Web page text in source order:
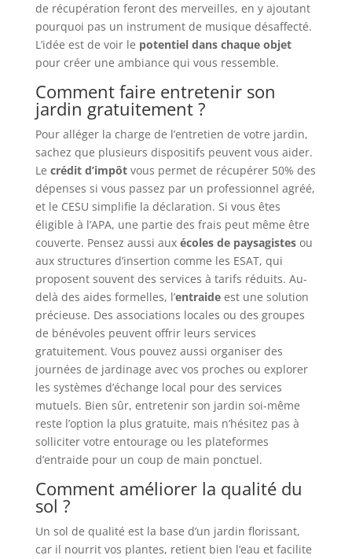
de récupération feront des merveilles, en y ajoutant
pourquoi pas un instrument de musique désaffecté.
L’idée est de voir le potentiel dans chaque objet
pour créer une ambiance qui vous ressemble.
Comment faire entretenir son
jardin gratuitement ?
Pour alléger la charge de l’entretien de votre jardin,
sachez que plusieurs dispositifs peuvent vous aider.
Le crédit d’impôtvous permet de récupérer 50% des
dépenses si vous passez par un professionnel agréé,
et le CESU simplifie la déclaration. Si vous êtes
éligible à l’APA, une partie des frais peut même être
couverte. Pensez aussi aux écoles de paysagistesou
aux structures d’insertion comme les ESAT, qui
proposent souvent des services à tarifs réduits. Au-
delà des aides formelles, l’entraideest une solution
précieuse. Des associations locales ou des groupes
de bénévoles peuvent offrir leurs services
gratuitement. Vous pouvez aussi organiser des
journées de jardinage avec vos proches ou explorer
les systèmes d’échange local pour des services
mutuels. Bien sûr, entretenir son jardin soi-même
reste l’option la plus gratuite, mais n’hésitez pas à
solliciter votre entourage ou les plateformes
d’entraide pour un coup de main ponctuel.
Comment améliorer la qualité du
sol ?
Un sol de qualité est la base d’un jardin florissant,
car il nourrit vos plantes, retient bien l’eau et facilite